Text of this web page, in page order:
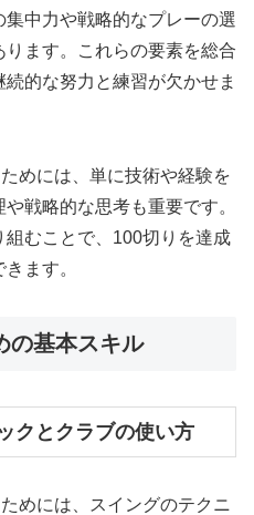
中力や戦略的なプレーの選
ます。これらの要素を総合
的な努力と練習が欠かせま
めには、単に技術や経験を
戦略的な思考も重要です。
むことで、100切りを達成
ます。
の基本スキル
クとクラブの使い方
めには、スイングのテクニ